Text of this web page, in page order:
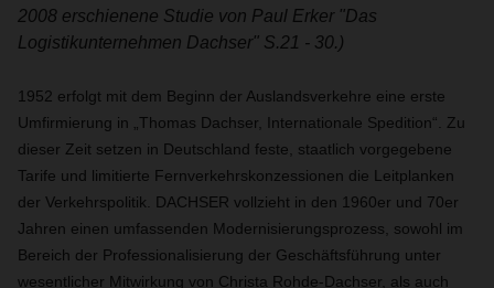
2008 erschienene Studie von Paul Erker "Das
Logistikunternehmen Dachser" S.21 - 30.)
1952 erfolgt mit dem Beginn der Auslandsverkehre eine erste
Umfirmierung in „Thomas Dachser, Internationale Spedition“. Zu
dieser Zeit setzen in Deutschland feste, staatlich vorgegebene
Tarife und limitierte Fernverkehrskonzessionen die Leitplanken
der Verkehrspolitik. DACHSER vollzieht in den 1960er und 70er
Jahren einen umfassenden Modernisierungsprozess, sowohl im
Bereich der Professionalisierung der Geschäftsführung unter
wesentlicher Mitwirkung von Christa Rohde-Dachser, als auch